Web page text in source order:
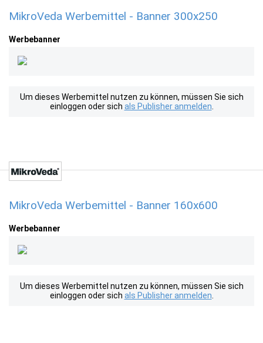
MikroVeda Werbemittel - Banner 300x250
Werbebanner
Um dieses Werbemittel nutzen zu können, müssen Sie sich
einloggen oder sich als Publisher anmelden
MikroVeda Werbemittel - Banner 160x600
Werbebanner
Um dieses Werbemittel nutzen zu können, müssen Sie sich
einloggen oder sich als Publisher anmelden